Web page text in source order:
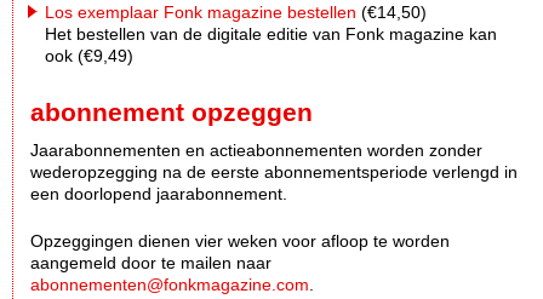
Los exemplaar Fonk magazine bestellen (€14,50)
Het bestellen van de digitale editie van Fonk magazine kan
ook (€9,49)
abonnement opzeggen
Jaarabonnementen en actieabonnementen worden zonder
wederopzegging na de eerste abonnementsperiode verlengd in
een doorlopend jaarabonnement.
Opzeggingen dienen vier weken voor afloop te worden
aangemeld door te mailen naar
abonnementen@fonkmagazine.com